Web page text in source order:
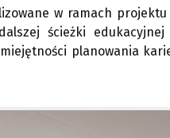
w ramach projektu
ścieżki
planowania